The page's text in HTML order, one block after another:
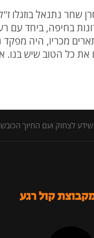
בחיפה, ביחד עם
מכריו, היה
את כל הטוב שיש
לצחוק ועם החיוך
קול רגע